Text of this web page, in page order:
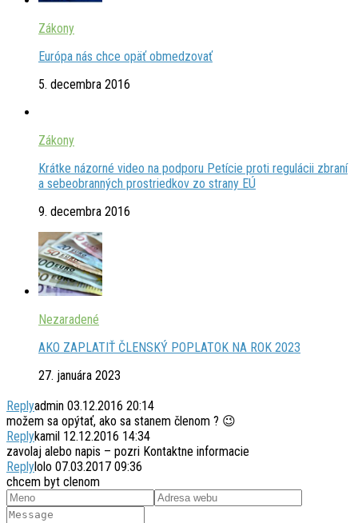
Zákony
Európa nás chce opäť obmedzovať
5. decembra 2016
Zákony
Krátke názorné video na podporu Petície proti regulácii zbraní
a sebeobranných prostriedkov zo strany EÚ
9. decembra 2016
Nezaradené
AKO ZAPLATIŤ ČLENSKÝ POPLATOK NA ROK 2023
27. januára 2023
Replyadmin 03.12.2016 20:14
možem sa opýtať, ako sa stanem členom ? 😉
Replykamil 12.12.2016 14:34
zavolaj alebo napis – pozri Kontaktne informacie
Replylolo 07.03.2017 09:36
chcem byt clenom